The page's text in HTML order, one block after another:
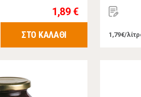
1,89 €
ΣΤΟ ΚΑΛΑΘΙ 1,79€/